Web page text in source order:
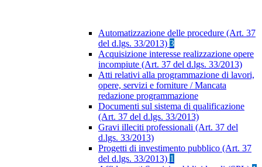
Automatizzazione delle procedure (Art. 37
del d.lgs. 33/2013) 3
Acquisizione interesse realizzazione opere
incompiute (Art. 37 del d.lgs. 33/2013)
Atti relativi alla programmazione di lavori,
opere, servizi e forniture / Mancata
redazione programmazione
Documenti sul sistema di qualificazione
(Art. 37 del d.lgs. 33/2013)
Gravi illeciti professionali (Art. 37 del
d.lgs. 33/2013)
Progetti di investimento pubblico (Art. 37
del d.lgs. 33/2013) 1